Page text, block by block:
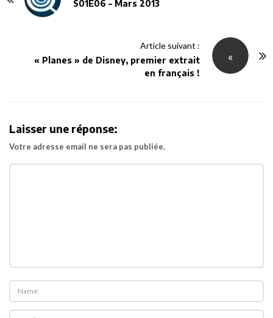
S01E06 – Mars 2013
«
Article suivant :
« Planes » de Disney, premier extrait
en français !
Laisser une réponse:
Votre adresse email ne sera pas publiée.